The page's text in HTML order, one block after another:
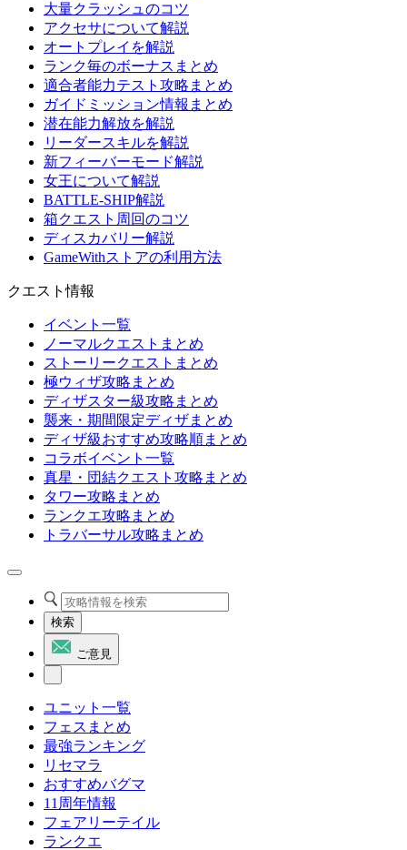
大量クラッシュのコツ
アクセサについて解説
オートプレイを解説
ランク毎のボーナスまとめ
適合者能力テスト攻略まとめ
ガイドミッション情報まとめ
潜在能力解放を解説
リーダースキルを解説
新フィーバーモード解説
女王について解説
BATTLE-SHIP解説
箱クエスト周回のコツ
ディスカバリー解説
GameWithストアの利用方法
クエスト情報
イベント一覧
ノーマルクエストまとめ
ストーリークエストまとめ
極ウィザ攻略まとめ
ディザスター級攻略まとめ
襲来・期間限定ディザまとめ
ディザ級おすすめ攻略順まとめ
コラボイベント一覧
真星・団結クエスト攻略まとめ
タワー攻略まとめ
ランクエ攻略まとめ
トラバーサル攻略まとめ
検索
ご意見
ユニット一覧
フェスまとめ
最強ランキング
リセマラ
おすすめバグマ
11周年情報
フェアリーテイル
ランクエ